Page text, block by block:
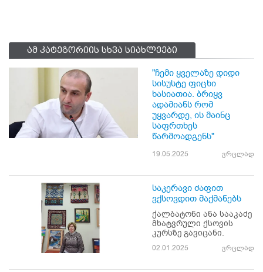
ამ კატეგორიის სხვა სიახლეები
"ჩემი ყველაზე დიდი
სისუსტე ფიცხი
ხასიათია. ბრიყვ
ადამიანს რომ
უყვარდე, ის მაინც
საფრთხეს
წარმოადგენს"
19.05.2025 ვრცლად
საკერავი ძაფით
ვქსოვდით მაქმანებს
ქალბატონი ანა სააკაძე
მხატვრული ქსოვის
კურსზე გავიცანი.
02.01.2025 ვრცლად